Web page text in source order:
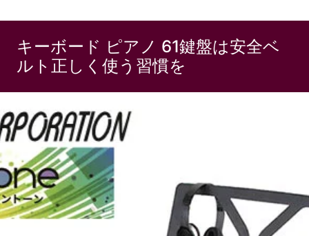
キーボード ピアノ 61鍵盤は安全ベ
ルト正しく使う習慣を